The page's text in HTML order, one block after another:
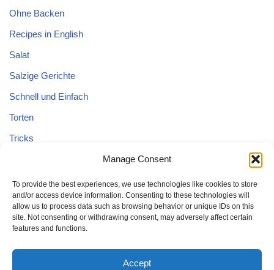
Manage Consent
To provide the best experiences, we use technologies like cookies to store
and/or access device information. Consenting to these technologies will
allow us to process data such as browsing behavior or unique IDs on this
site. Not consenting or withdrawing consent, may adversely affect certain
features and functions.
Accept
Ohne Backen
Recipes in English
Salat
Salzige Gerichte
Schnell und Einfach
Torten
Tricks
Uncategorized
Vegane Kuchen